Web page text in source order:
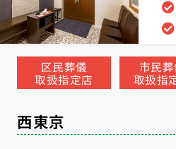
区民葬儀
取扱指定店
市民葬
取扱指
西東京